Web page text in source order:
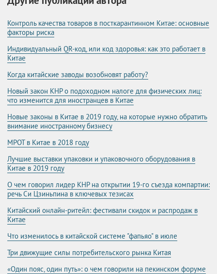
Контроль качества товаров в посткарантинном Китае: основные
факторы риска
Индивидуальный QR-код, или код здоровья: как это работает в
Китае
Когда китайские заводы возобновят работу?
Новый закон КНР о подоходном налоге для физических лиц:
что изменится для иностранцев в Китае
Новые законы в Китае в 2019 году, на которые нужно обратить
внимание иностранному бизнесу
МРОТ в Китае в 2018 году
Лучшие выставки упаковки и упаковочного оборудования в
Китае в 2019 году
О чем говорил лидер КНР на открытии 19-го съезда компартии:
речь Си Цзиньпина в ключевых тезисах
Китайский онлайн-ритейл: фестивали скидок и распродаж в
Китае
Что изменилось в китайской системе "фапьяо" в июле
Три движущие силы потребительского рынка Китая
«Один пояс, один путь»: о чем говорили на пекинском форуме